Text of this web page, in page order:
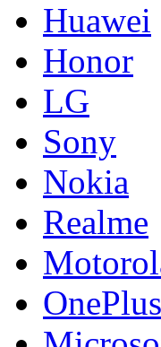
Huawei
Honor
LG
Sony
Nokia
Realme
OnePlus